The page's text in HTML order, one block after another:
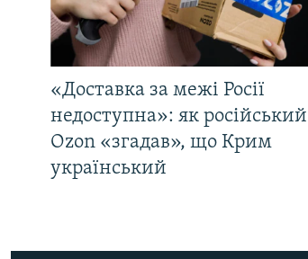
«Доставка за межі Росії
недоступна»: як російський
Ozon «згадав», що Крим
український